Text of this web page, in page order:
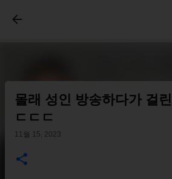
몰래 성인 방송하다가 걸
ㄷㄷㄷ
11월 15, 2023